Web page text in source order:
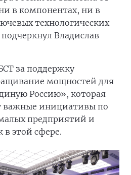
в компонентах, ни в
технологических
Владислав
за поддержку
мощностей для
Россию», которая
важные инициативы по
предприятий и
в этой сфере.